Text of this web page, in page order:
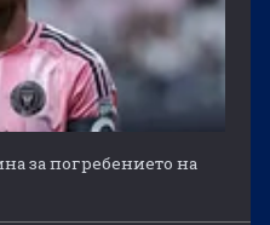
за погребението на